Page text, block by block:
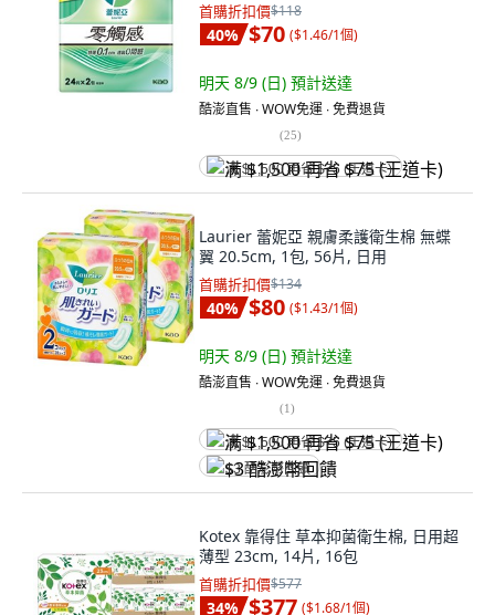
首購折扣價$118
40% $70 ($1.46/1個)
明天 8/9 (日) 預計送達
酷澎直售 ∙ WOW免運 ∙ 免費退貨
(25)
满 $1,500 再省 $75 (王道卡)
Laurier 蕾妮亞 親膚柔護衛生棉 無蝶
翼 20.5cm, 1包, 56片, 日用
首購折扣價$134
40% $80 ($1.43/1個)
明天 8/9 (日) 預計送達
酷澎直售 ∙ WOW免運 ∙ 免費退貨
(1)
满 $1,500 再省 $75 (王道卡)
$3 酷澎幣回饋
Kotex 靠得住 草本抑菌衛生棉, 日用超
薄型 23cm, 14片, 16包
首購折扣價$577
34% $377 ($1.68/1個)